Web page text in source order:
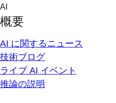
Skip
content
AI
概要
AI に関するニュース
技術ブログ
ライブ AI イベント
推論の説明